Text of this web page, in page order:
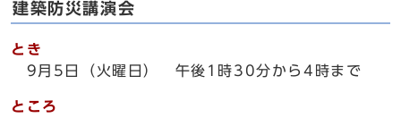
建築防災講演会
とき
9月5日（火曜日） 午後1時30分から4時まで
ところ